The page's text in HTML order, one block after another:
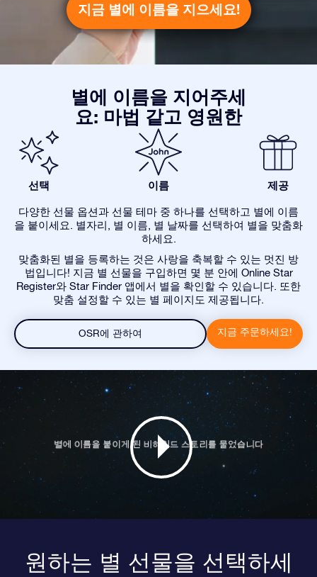
지금 별에 이름을 지으세요!
별에 이름을 지어주세
요: 마법 같고 영원한
선택 이름 제공
다양한 선물 옵션과 선물 테마 중 하나를 선택하고 별에 이름
을 붙이세요. 별자리, 별 이름, 별 날짜를 선택하여 별을 맞춤화
하세요.
맞춤화된 별을 등록하는 것은 사랑을 축복할 수 있는 멋진 방
법입니다! 지금 별 선물을 구입하면 몇 분 안에 Online Star
Register와 Star Finder 앱에서 별을 확인할 수 있습니다. 또한
맞춤 설정할 수 있는 별 페이지도 제공됩니다.
OSR에 관하여 지금 주문하세요!
원하는 별 선물을 선택하세